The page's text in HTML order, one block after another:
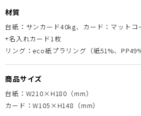
材質
台紙：サンカード40kg、カード：マット
+名入れカード1枚
リング：eco紙プラリング（紙51%、PP49%
商品サイズ
台紙：W210×H180（mm）
カード：W105×H148（mm）